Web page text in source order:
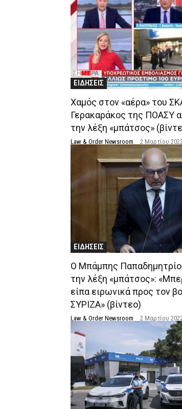
ΕΙΔΗΣΕΙΣ
Χαμός στον «αέρα» του
Γερακαράκος της ΠΟΑΣΥ
την λέξη «μπάτσος»
Law & Order Newsroom - 2 Μαρτίου
ΕΙΔΗΣΕΙΣ
Ο Μπάμπης
την λέξη «μπάτσος»:
είπα ειρωνικά προς τον
ΣΥΡΙΖΑ» (βίντεο)
Law & Order Newsroom - 2 Μαρτίου